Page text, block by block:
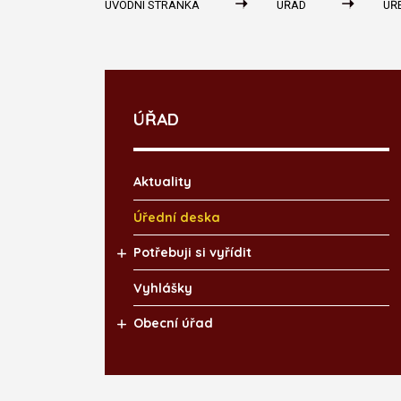
ÚVODNÍ STRÁNKA ÚŘAD
ÚŘAD
Aktuality
Úřední deska
Potřebuji si vyřídit
Vyhlášky
Obecní úřad